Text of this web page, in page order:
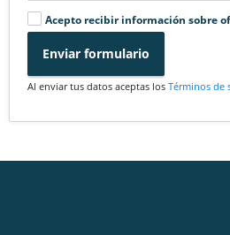
Acepto recibir información sobre
Enviar formulario
Al enviar tus datos aceptas los Términos de